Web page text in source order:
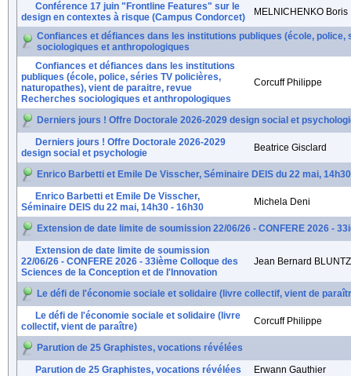
Conférence 17 juin "Frontline Features" sur le
design en contextes à risque (Campus Condorcet)
MELNICHENKO Boris
Confiances et défiances dans les institutions publiques (école,
sociologiques et anthropologiques
Confiances et défiances dans les institutions
publiques (école, police, séries TV policières,
naturopathes), vient de paraitre, revue
Recherches sociologiques et anthropologiques
Corcuff Philippe
Derniers jours ! Offre Doctorale 2026-2029 design social et
Derniers jours ! Offre Doctorale 2026-2029
design social et psychologie
Beatrice Gisclard
Enrico Barbetti et Emile De Visscher, Séminaire DEIS du 22 mai,
Enrico Barbetti et Emile De Visscher,
Séminaire DEIS du 22 mai, 14h30 - 16h30
Michela Deni
Extension de date limite de soumission 22/06/26 - CONFERE 2026 -
Extension de date limite de soumission
22/06/26 - CONFERE 2026 - 33ième Colloque des
Sciences de la Conception et de l'Innovation
Jean Bernard
Le défi de l'économie sociale et solidaire (livre collectif, vient de
Le défi de l'économie sociale et solidaire (livre
collectif, vient de paraître)
Corcuff Philippe
Parution de 25 Graphistes, vocations révélées
Parution de 25 Graphistes, vocations révélées
Erwann Gauthier